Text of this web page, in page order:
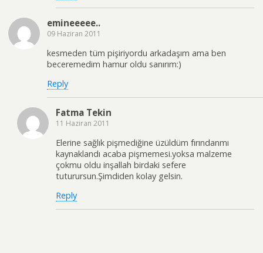
emineeeee..
09 Haziran 2011
kesmeden tüm pişiriyordu arkadaşım ama ben
beceremedim hamur oldu sanırım:)
Reply
Fatma Tekin
11 Haziran 2011
Elerine sağlık pişmediğine üzüldüm fırındanmı
kaynaklandı acaba pişmemesi.yoksa malzeme
çokmu oldu inşallah birdaki sefere
tuturursun.Şimdiden kolay gelsin.
Reply